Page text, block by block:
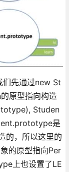
们先通过new St
原型指向构造
Studen
是
的，所以这里的
的原型指向Per
上也设置了LE